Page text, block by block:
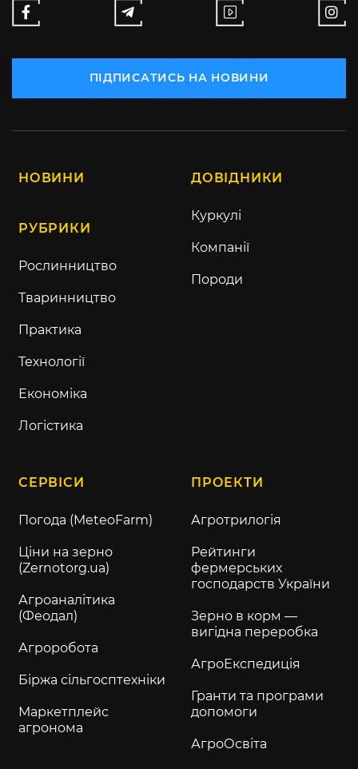
ПІДПИСАТИСЬ НА НОВИНИ
НОВИНИ
РУБРИКИ
Рослинництво
Тваринництво
Практика
Технології
Економіка
Логістика
ДОВІДНИКИ
Куркулі
Компанії
Породи
СЕРВІСИ
Погода (MeteoFarm)
Ціни на зерно
(Zernotorg.ua)
Агроаналітика
(Феодал)
Агроробота
Біржа сільгосптехніки
Маркетплейс
агронома
ПРОЕКТИ
Агротрилогія
Рейтинги
фермерських
господарств України
Зерно в корм —
вигідна переробка
АгроЕкспедиція
Гранти та програми
допомоги
АгроОсвіта